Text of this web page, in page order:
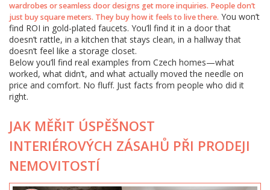
wardrobes or seamless door designs get more inquiries. People don’t
just buy square meters. They buy how it feels to live there. You won’t
find ROI in gold-plated faucets. You’ll find it in a door that
doesn’t rattle, in a kitchen that stays clean, in a hallway that
doesn’t feel like a storage closet.
Below you’ll find real examples from Czech homes—what
worked, what didn’t, and what actually moved the needle on
price and comfort. No fluff. Just facts from people who did it
right.
JAK MĚŘIT ÚSPĚŠNOST
INTERIÉROVÝCH ZÁSAHŮ PŘI PRODEJI
NEMOVITOSTÍ